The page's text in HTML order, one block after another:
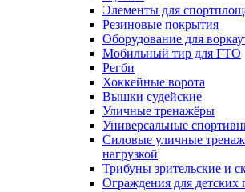
Элементы для
Резиновые покрытия
Оборудование для
Мобильный тир для ГТО
Регби
Хоккейные ворота
Вышки судейские
Уличные тренажёры
Универсальные
Силовые уличные
нагрузкой
Трибуны зрительские и
Ограждения для детских